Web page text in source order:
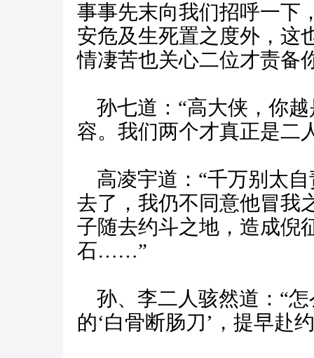
事事先末向我们招呼一下
安危及生死置之度外，这
情凄苦也关心二位才责备
孙七道：“高大侠，你
容。我们两个才真正是二
高凌宇道：“千万别太
去了，我仍不同意他冒我
子随去约斗之地，造成倪
石……”
孙、李二人骇然道：“
的‘白骨断肠刀’，提早